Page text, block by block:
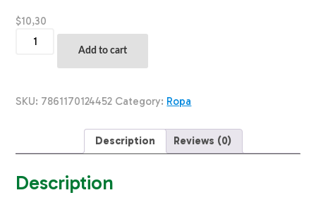
$10,30
Para
Agua
quantity
Add to cart
SKU: 7861170124452 Category: Ropa
Description Reviews (0)
Description